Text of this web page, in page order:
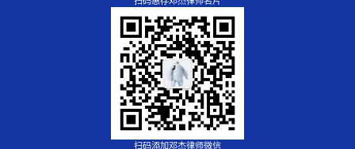
扫码添加邓杰律师微信